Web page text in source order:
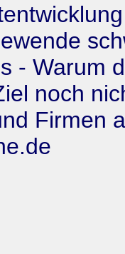
- Warum
noch
Firmen